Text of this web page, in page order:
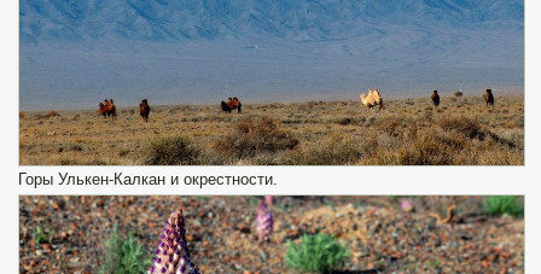
Горы Улькен-Калкан и окрестности.